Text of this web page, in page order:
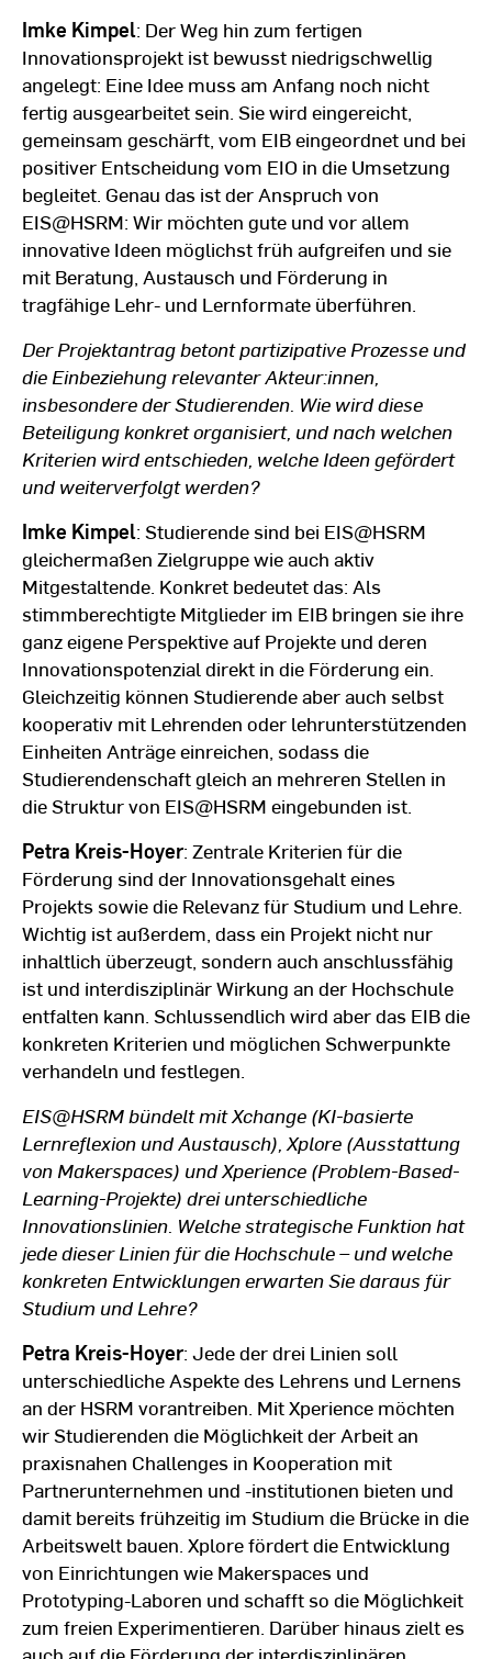
Imke Kimpel: Der Weg hin zum fertigen
Innovationsprojekt ist bewusst niedrigschwellig
angelegt: Eine Idee muss am Anfang noch nicht
fertig ausgearbeitet sein. Sie wird eingereicht,
gemeinsam geschärft, vom EIB eingeordnet und bei
positiver Entscheidung vom EIO in die Umsetzung
begleitet. Genau das ist der Anspruch von
EIS@HSRM: Wir möchten gute und vor allem
innovative Ideen möglichst früh aufgreifen und sie
mit Beratung, Austausch und Förderung in
tragfähige Lehr- und Lernformate überführen.
Der Projektantrag betont partizipative Prozesse und
die Einbeziehung relevanter Akteur:innen,
insbesondere der Studierenden. Wie wird diese
Beteiligung konkret organisiert, und nach welchen
Kriterien wird entschieden, welche Ideen gefördert
und weiterverfolgt werden?
Imke Kimpel: Studierende sind bei EIS@HSRM
gleichermaßen Zielgruppe wie auch aktiv
Mitgestaltende. Konkret bedeutet das: Als
stimmberechtigte Mitglieder im EIB bringen sie ihre
ganz eigene Perspektive auf Projekte und deren
Innovationspotenzial direkt in die Förderung ein.
Gleichzeitig können Studierende aber auch selbst
kooperativ mit Lehrenden oder lehrunterstützenden
Einheiten Anträge einreichen, sodass die
Studierendenschaft gleich an mehreren Stellen in
die Struktur von EIS@HSRM eingebunden ist.
Petra Kreis-Hoyer: Zentrale Kriterien für die
Förderung sind der Innovationsgehalt eines
Projekts sowie die Relevanz für Studium und Lehre.
Wichtig ist außerdem, dass ein Projekt nicht nur
inhaltlich überzeugt, sondern auch anschlussfähig
ist und interdisziplinär Wirkung an der Hochschule
entfalten kann. Schlussendlich wird aber das EIB die
konkreten Kriterien und möglichen Schwerpunkte
verhandeln und festlegen.
EIS@HSRM bündelt mit Xchange (KI-basierte
Lernreflexion und Austausch), Xplore (Ausstattung
von Makerspaces) und Xperience (Problem-Based-
Learning-Projekte) drei unterschiedliche
Innovationslinien. Welche strategische Funktion hat
jede dieser Linien für die Hochschule – und welche
konkreten Entwicklungen erwarten Sie daraus für
Studium und Lehre?
Petra Kreis-Hoyer: Jede der drei Linien soll
unterschiedliche Aspekte des Lehrens und Lernens
an der HSRM vorantreiben. Mit Xperience möchten
wir Studierenden die Möglichkeit der Arbeit an
praxisnahen Challenges in Kooperation mit
Partnerunternehmen und -institutionen bieten und
damit bereits frühzeitig im Studium die Brücke in die
Arbeitswelt bauen. Xplore fördert die Entwicklung
von Einrichtungen wie Makerspaces und
Prototyping-Laboren und schafft so die Möglichkeit
zum freien Experimentieren. Darüber hinaus zielt es